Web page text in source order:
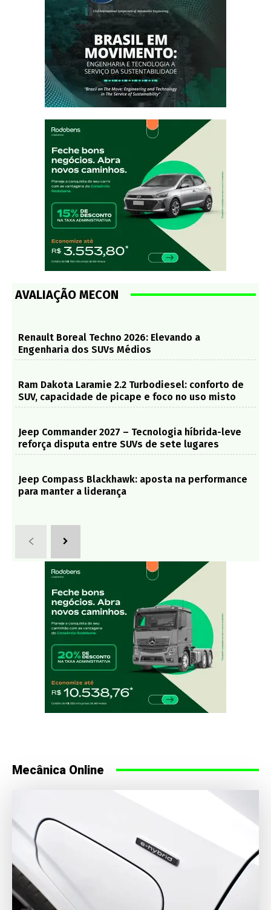
AVALIAÇÃO MECON
Renault Boreal Techno 2026: Elevando a
Engenharia dos SUVs Médios
Ram Dakota Laramie 2.2 Turbodiesel: conforto de
SUV, capacidade de picape e foco no uso misto
Jeep Commander 2027 – Tecnologia híbrida-leve
reforça disputa entre SUVs de sete lugares
Jeep Compass Blackhawk: aposta na performance
para manter a liderança
Mecânica Online